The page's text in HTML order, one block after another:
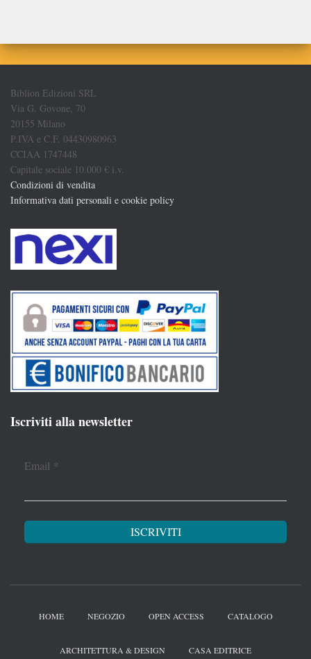
Biblion Edizioni SRL
Via G. Govone, 70
20155 Milano
P.IVA e C.F. 04430980963
CCIAA 1747448
Capitale sociale 10.000 € i.v.
Condizioni di vendita
Informativa dati personali e cookie policy
Iscriviti alla newsletter
Email *
HOME NEGOZIO OPEN ACCESS CATALOGO
ARCHITETTURA & DESIGN CASA EDITRICE